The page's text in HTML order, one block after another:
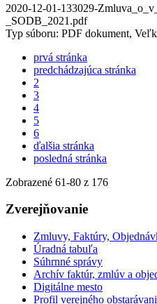
2020-12-01-133029-
_SODB_2021.pdf
Typ súboru: PDF dokument,
prvá stránka
predchádzajúca stránka
2
3
4
5
6
ďalšia stránka
posledná stránka
Zobrazené 61-80 z 176
Zverejňovanie
Zmluvy, Faktúry,
Úradná tabuľa
Súhrnné správy
Archív faktúr, zmlúv a
Digitálne mesto
Profil verejného